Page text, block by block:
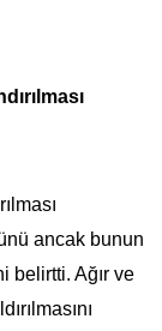
ancak bunun
belirtti. Ağır ve